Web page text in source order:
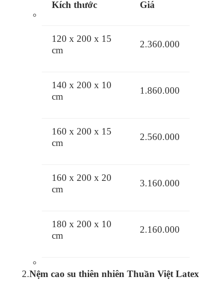
Kích thước Giá
120 x 200 x 15
cm
2.360.000
140 x 200 x 10
cm
1.860.000
160 x 200 x 15
cm
2.560.000
160 x 200 x 20
cm
3.160.000
180 x 200 x 10
cm
2.160.000
2.Nệm cao su thiên nhiên Thuần Việt Latex